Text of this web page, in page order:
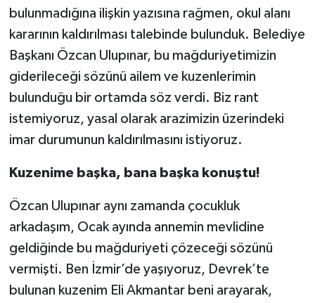
bulunmadığına ilişkin yazısına rağmen, okul alanı
kararının kaldırılması talebinde bulunduk. Belediye
Başkanı Özcan Ulupınar, bu mağduriyetimizin
giderileceği sözünü ailem ve kuzenlerimin
bulunduğu bir ortamda söz verdi. Biz rant
istemiyoruz, yasal olarak arazimizin üzerindeki
imar durumunun kaldırılmasını istiyoruz.
Kuzenime başka, bana başka konuştu!
Özcan Ulupınar aynı zamanda çocukluk
arkadaşım, Ocak ayında annemin mevlidine
geldiğinde bu mağduriyeti çözeceği sözünü
vermişti. Ben İzmir’de yaşıyoruz, Devrek’te
bulunan kuzenim Eli Akmantar beni arayarak,